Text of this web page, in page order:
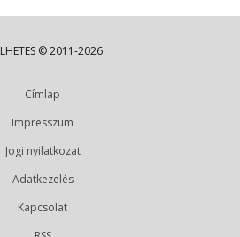
© 2011-2026
Címlap
Impresszum
Jogi nyilatkozat
Adatkezelés
Kapcsolat